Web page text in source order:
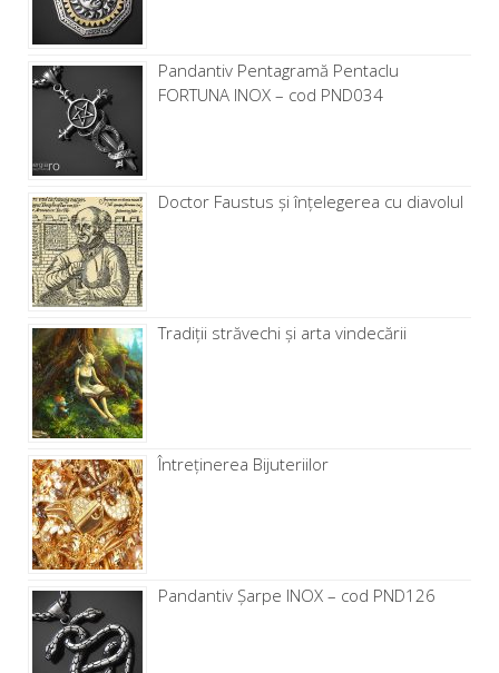
Pandantiv Pentagramă Pentaclu
FORTUNA INOX – cod PND034
Doctor Faustus și înțelegerea cu diavolul
Tradiții străvechi și arta vindecării
Întreținerea Bijuteriilor
Pandantiv Șarpe INOX – cod PND126